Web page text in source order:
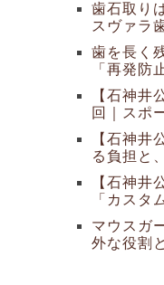
歯石取り
スヴァラ
歯を長く
「再発防
【石神井
回｜スポ
【石神井
る負担と
【石神井
「カスタ
マウスガ
外な役割